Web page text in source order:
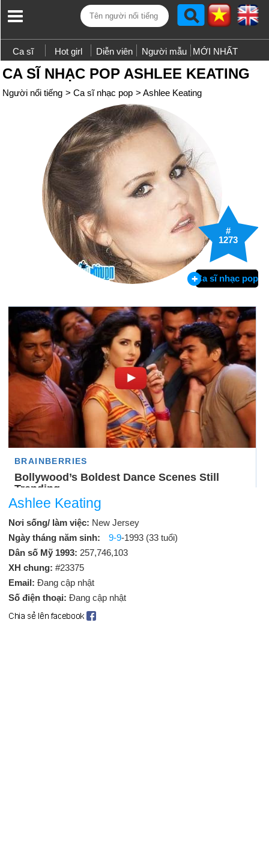
Ca sĩ Hot girl Diễn viên Người mẫu MỚI NHẤT
CA SĨ NHẠC POP ASHLEE KEATING
Người nổi tiếng > Ca sĩ nhạc pop > Ashlee Keating
#
1273
Ca sĩ nhạc pop
Ashlee Keating
Nơi sống/ làm việc: New Jersey
Ngày tháng năm sinh:
9-9-1993 (33 tuổi)
Dân số Mỹ 1993: 257,746,103
XH chung: #23375
Email: Đang cập nhật
Số điện thoại: Đang cập nhật